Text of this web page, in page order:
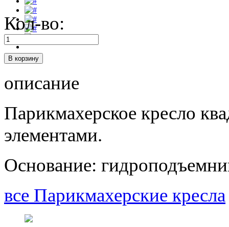
Кол-во:
описание
Парикмахерское кресло
элементами.
Основание:
все Парикмахерские кресла